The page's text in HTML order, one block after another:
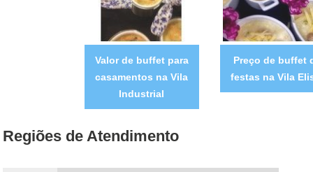
Valor de buffet para
casamentos na Vila
Industrial
Preço de buffet
festas na Vila
Regiões de Atendimento